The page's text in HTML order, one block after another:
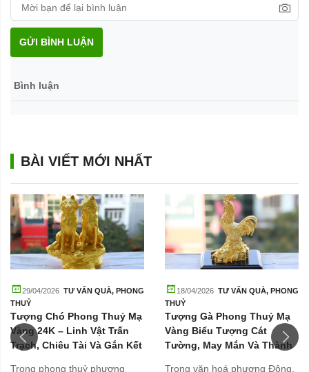
GỬI BÌNH LUẬN
Bình luận
BÀI VIẾT MỚI NHẤT
29/04/2026 TƯ VẤN QUÀ, PHONG
THUỶ
Tượng Chó Phong Thuỷ Mạ
Vàng 24K – Linh Vật Trấn
Trạch, Chiêu Tài Và Gắn Kết
Trong phong thuỷ phương
18/04/2026 TƯ VẤN QUÀ, PHONG
THUỶ
Tượng Gà Phong Thuỷ Mạ
Vàng Biểu Tượng Cát
Tường, May Mắn Và Thành
Trong văn hoá phương Đông,